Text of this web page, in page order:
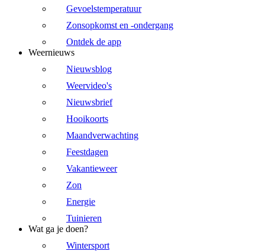
Gevoelstemperatuur
Zonsopkomst en -ondergang
Ontdek de app
Weernieuws
Nieuwsblog
Weervideo's
Nieuwsbrief
Hooikoorts
Maandverwachting
Feestdagen
Vakantieweer
Zon
Energie
Tuinieren
Wat ga je doen?
Wintersport